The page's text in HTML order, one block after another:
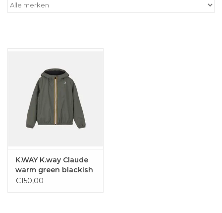
K.WAY K.way Claude
warm green blackish
€150,00